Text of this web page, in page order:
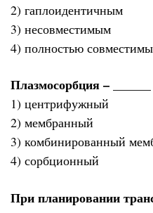
2) гаплоидентичным
3) несовместимым
4) полностью
Плазмосорбция –
1) центрифужный
2) мембранный
3) комбинированный
4) сорбционный
При планировании